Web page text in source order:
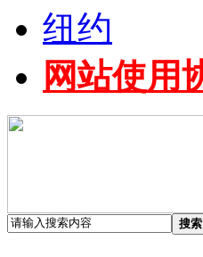
纽约
网站使用
搜索